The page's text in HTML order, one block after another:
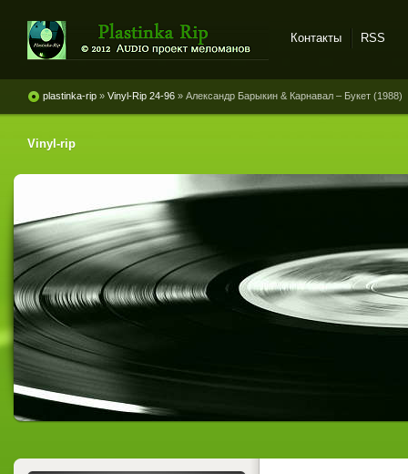
винила и магнитоальбомов
Контакты RSS
plastinka-rip » Vinyl-Rip 24-96 » Александр Барыкин & Карнавал – Букет (1988)
Vinyl-rip